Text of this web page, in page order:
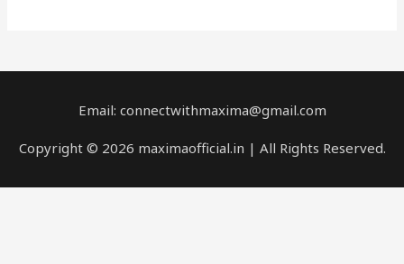
Email: connectwithmaxima@gmail.com
Copyright © 2026 maximaofficial.in | All Rights Reserved.